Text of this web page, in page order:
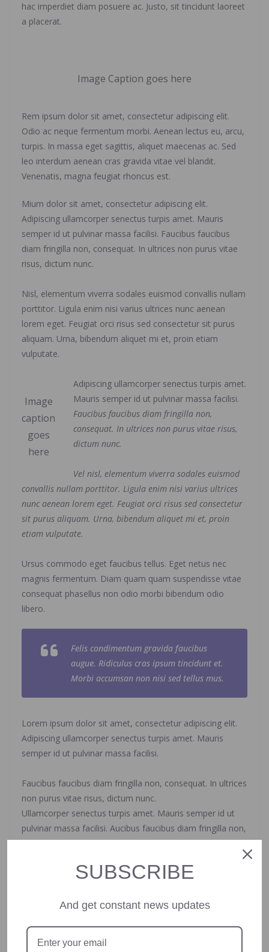
hac imperdiet diam posuere ac. Justo, sit tincidunt laoreet
a placerat.
Image Caption goes here
Rem ipsum dolor sit amet, consectetur adipiscing elit.
Odio ac neque fermentum morbi. Aenean lectus eu, arcu,
turpis. In massa eget sagittis, aliquet maecenas ac. Sed
leo interdum aenean cras gravida vitae vel blandit.
Venenatis, magna feugiat rhoncus est.
Mium dolor sit amet, consectetur adipiscing elit.
Adipiscing ullamcorper senectus turpis amet. Mauris
semper id ut pulvinar massa facilisi. Faucibus faucibus
diam fringilla non, consequat. In ultrices non purus vitae
risus, dictum nunc.
Nisl, elementum viverra sodales euismod convallis nullam
porttitor. Ligula enim nisi varius ultrices nunc aenean
lorem eget. Feugiat orci risus sed consectetur sit purus
aliquam. Urna, bibendum aliquet mi et, proin etiam
vulputate.
Image
caption
goes
here
Adipiscing ullamcorper senectus turpis amet.
Mauris semper id ut pulvinar massa facilisi.
Faucibus faucibus diam fringilla non,
consequat. In ultrices non purus vitae risus,
dictum nunc.
Vel nisl, elementum viverra sodales euismod
convallis nullam porttitor. Ligula enim nisi varius ultrices
nunc aenean lorem eget. Feugiat orci risus sed consectetur
sit purus aliquam. Urna, bibendum aliquet mi et, proin
etiam vulputate.
Ursus commodo eget faucibus tellus. Eget netus nec
magnis fermentum. Diam quam quam suspendisse vitae
consequat phasellus non odio morbi bibendum odio
libero.
Felis condimentum gravida faucibus
augue. Ridiculus cras ipsum tincidunt et.
Morbi accumsan non nisi sed tellus mus.
Lorem ipsum dolor sit amet, consectetur adipiscing elit.
Adipiscing ullamcorper senectus turpis amet. Mauris
semper id ut pulvinar massa facilisi.
Faucibus faucibus diam fringilla non, consequat. In ultrices
non purus vitae risus, dictum nunc.
Ullamcorper senectus turpis amet. Mauris semper id ut
pulvinar massa facilisi. Aucibus faucibus diam fringilla non,
consequat. In ultrices non purus vitae risus, dictum nunc.
magnis fermentum. Diam quam quam suspendisse vitae
libero.
SUBSCRIBE
And get constant news updates